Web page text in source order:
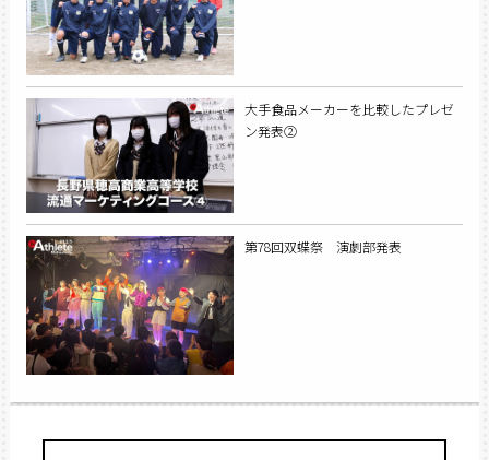
大手食品メーカーを比較したプレゼ
ン発表②
第78回双蝶祭 演劇部発表